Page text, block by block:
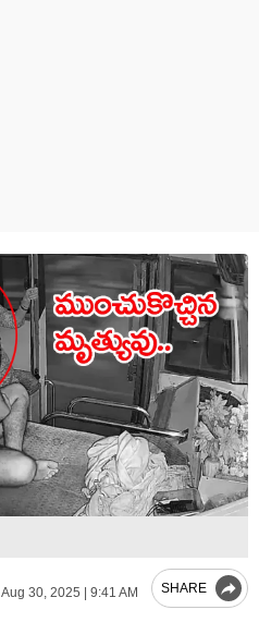
Aug 30, 2025 | 9:41 AM SHARE